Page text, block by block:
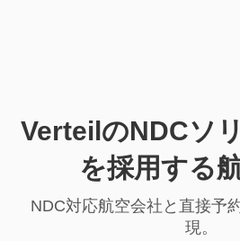
VerteilのNDCソ
を採用する
NDC対応航空会社と直接予
現。